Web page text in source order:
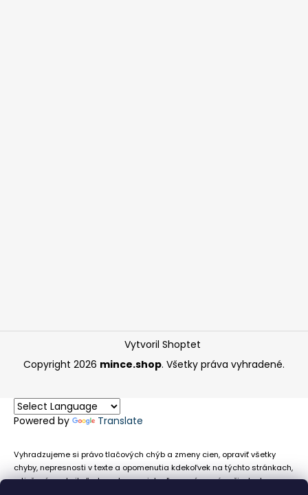
Vytvoril Shoptet
Copyright 2026 mince.shop. Všetky práva vyhradené.
Powered by Translate
Vyhradzujeme si právo tlačových chýb a zmeny cien, opraviť všetky
chyby, nepresnosti v texte a opomenutia kdekoľvek na týchto stránkach,
a tiež právo akejkoľvek osobe zamietnuť neoprávnenú požiadavku na